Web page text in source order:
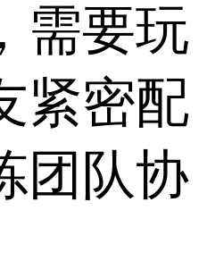
需要玩
紧密配
团队协